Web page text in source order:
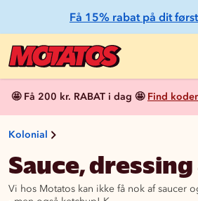
Få 15% rabat på dit
🤩 Få 200 kr. RABAT i dag 🤩 Find
Kolonial
Sauce,
Vi hos Motatos kan ikke få nok af saucer